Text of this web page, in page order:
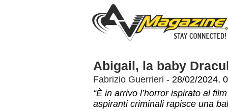
Abigail, la baby
Fabrizio Guerrieri - 28/02/2024,
“È in arrivo l’horror ispirato al
aspiranti criminali rapisce una